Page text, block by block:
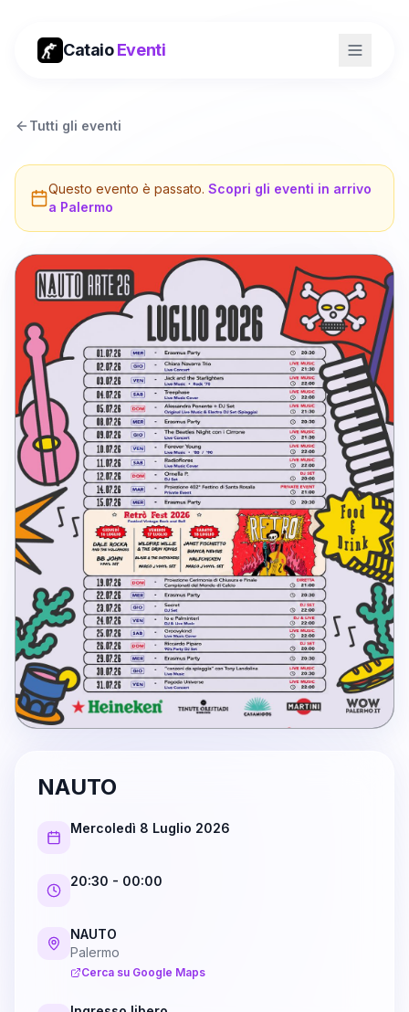
CataioEventi
Tutti gli eventi
Questo evento è passato. Scopri gli eventi in arrivo
a Palermo
NAUTO
Mercoledì 8 Luglio 2026
20:30 - 00:00
NAUTO
Palermo
Cerca su Google Maps